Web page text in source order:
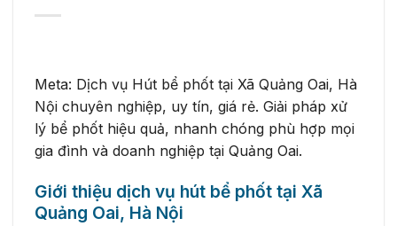
Meta: Dịch vụ Hút bể phốt tại Xã Quảng Oai, Hà
Nội chuyên nghiệp, uy tín, giá rẻ. Giải pháp xử
lý bể phốt hiệu quả, nhanh chóng phù hợp mọi
gia đình và doanh nghiệp tại Quảng Oai.
Giới thiệu dịch vụ hút bể phốt tại Xã
Quảng Oai, Hà Nội